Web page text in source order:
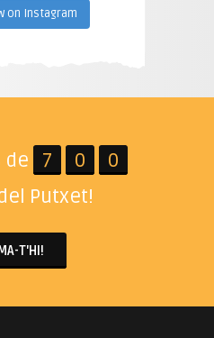
on Instagram
de 7 0
0
Putxet!
T'HI!